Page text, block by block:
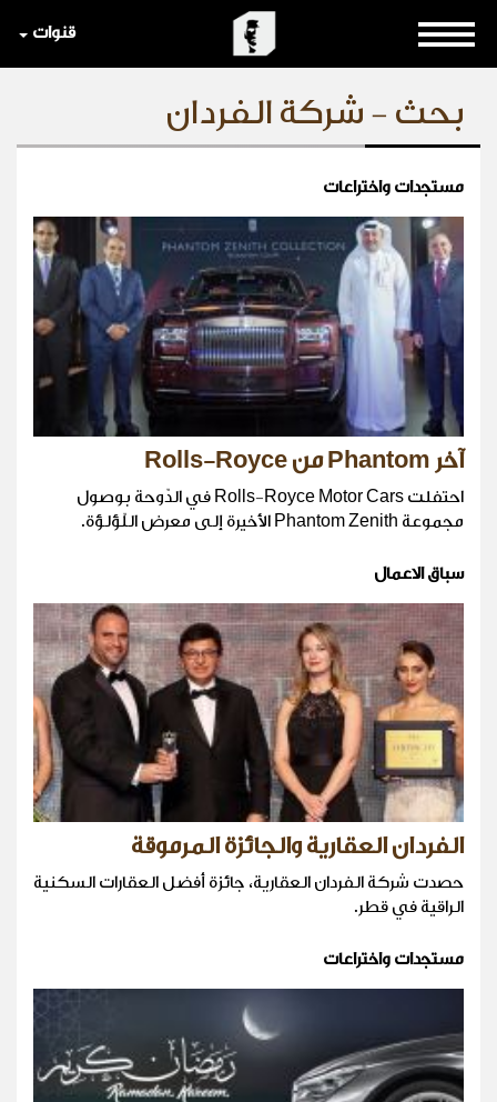
قنوات
بحث - شركة الفردان
مستجدات واختراعات
آخر Phantom من Rolls-Royce
احتفلت Rolls-Royce Motor Cars في الدّوحة بوصول
مجموعة Phantom Zenith الأخيرة إلى معرض اللّؤلؤة.
سباق الاعمال
الفردان العقارية والجائزة المرموقة
حصدت شركة الفردان العقارية، جائزة أفضل العقارات السكنية
الراقية في قطر.
مستجدات واختراعات